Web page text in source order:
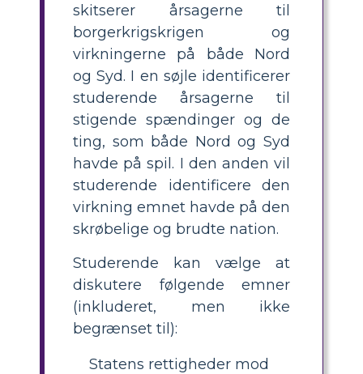
skitserer årsagerne til
borgerkrigskrigen og
virkningerne på både Nord
og Syd. I en søjle identificerer
studerende årsagerne til
stigende spændinger og de
ting, som både Nord og Syd
havde på spil. I den anden vil
studerende identificere den
virkning emnet havde på den
skrøbelige og brudte nation.
Studerende kan vælge at
diskutere følgende emner
(inkluderet, men ikke
begrænset til):
Statens rettigheder mod